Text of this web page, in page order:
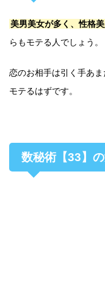
美男美女が多く、性格美
らもモテる人でしょう。
恋のお相手は引く手あま
モテるはずです。
数秘術【33】